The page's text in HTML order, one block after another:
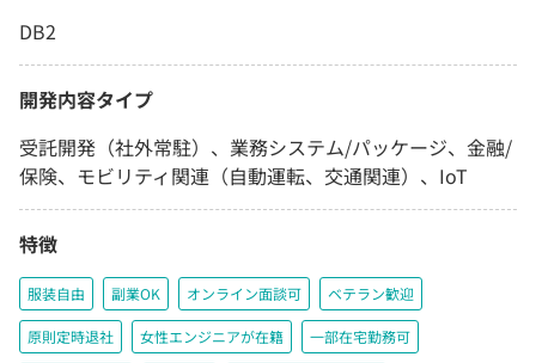
DB2
開発内容タイプ
受託開発（社外常駐）、業務システム/パッケージ、金融/
保険、モビリティ関連（自動運転、交通関連）、IoT
特徴
服装自由 副業OK オンライン面談可 ベテラン歓迎
原則定時退社 女性エンジニアが在籍 一部在宅勤務可